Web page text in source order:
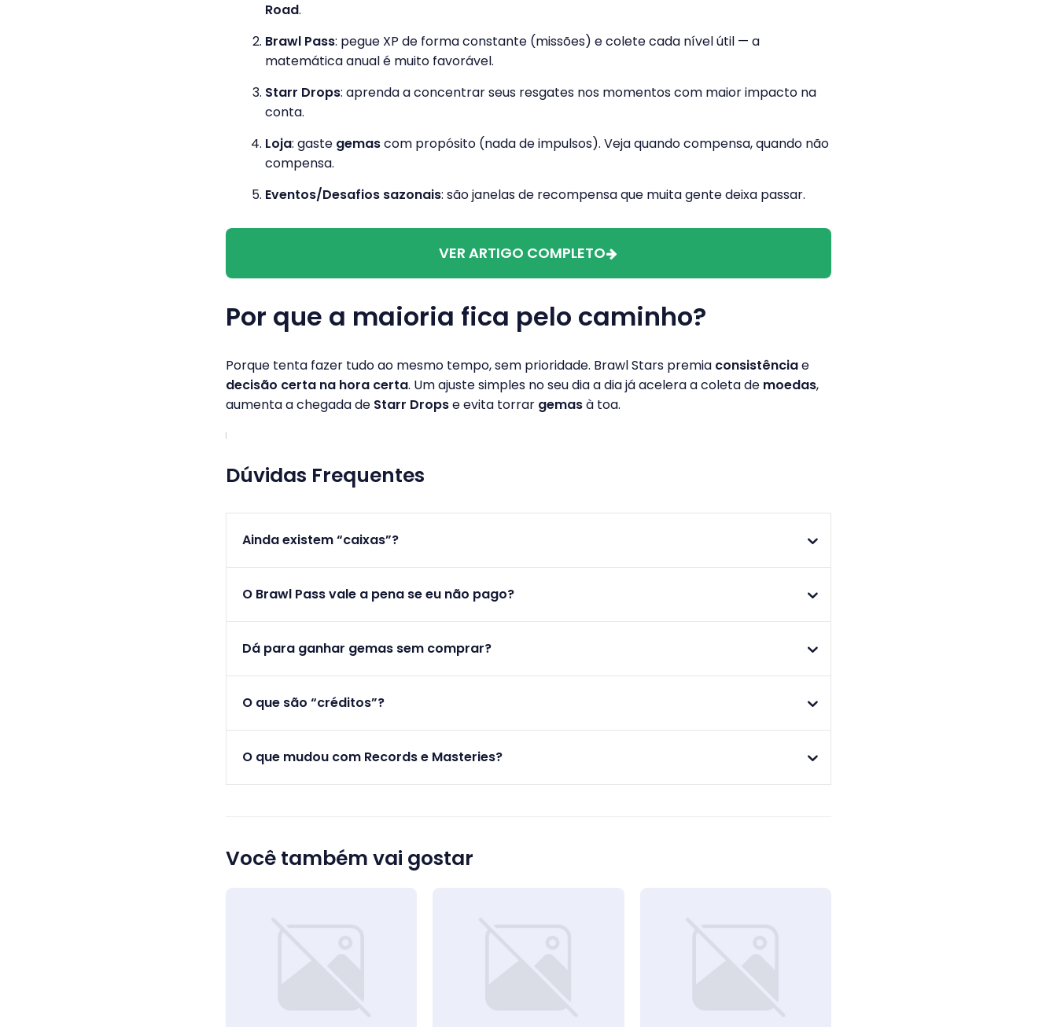
Road.
Brawl Pass: pegue XP de forma constante (missões) e colete cada nível útil — a
matemática anual é muito favorável.
Starr Drops: aprenda a concentrar seus resgates nos momentos com maior impacto na
conta.
Loja: gaste gemascom propósito (nada de impulsos). Veja quando compensa, quando não
compensa.
Eventos/Desafios sazonais: são janelas de recompensa que muita gente deixa passar.
VER ARTIGO COMPLETO
Por que a maioria fica pelo caminho?
Porque tenta fazer tudo ao mesmo tempo, sem prioridade. Brawl Stars premia consistênciae
decisão certa na hora certa. Um ajuste simples no seu dia a dia já acelera a coleta de moedas,
aumenta a chegada de Starr Dropse evita torrar gemasà toa.
Dúvidas Frequentes
Ainda existem “caixas”?
O Brawl Pass vale a pena se eu não pago?
Dá para ganhar gemas sem comprar?
O que são “créditos”?
O que mudou com Records e Masteries?
Você também vai gostar